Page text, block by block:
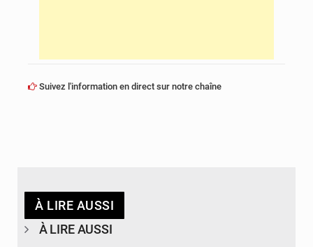
Suivez l'information en direct sur notre chaîne
À LIRE AUSSI
À LIRE AUSSI